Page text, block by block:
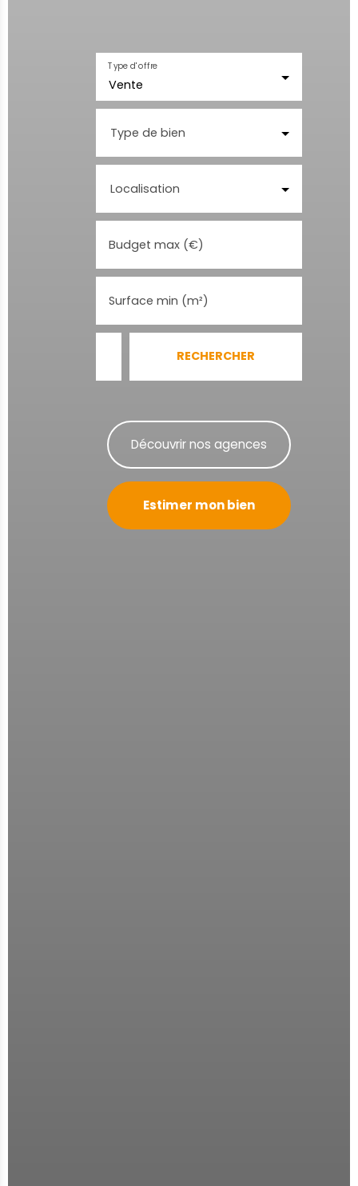
Vente
Type d'offre
Type de bien
Localisation
Budget max (€)
Surface min (m²)
RECHERCHER
Découvrir nos agences
Estimer mon bien